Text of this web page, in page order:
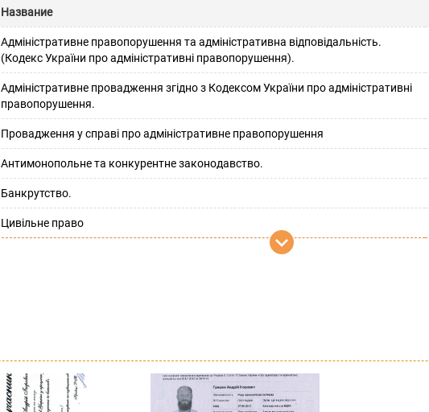
Название
Адміністративне правопорушення та адміністративна відповідальність.
(Кодекс України про адміністративні правопорушення).
Адміністративне провадження згідно з Кодексом України про адміністративні
правопорушення.
Провадження у справі про адміністративне правопорушення
Антимонопольне та конкурентне законодавство.
Банкрутство.
Цивільне право